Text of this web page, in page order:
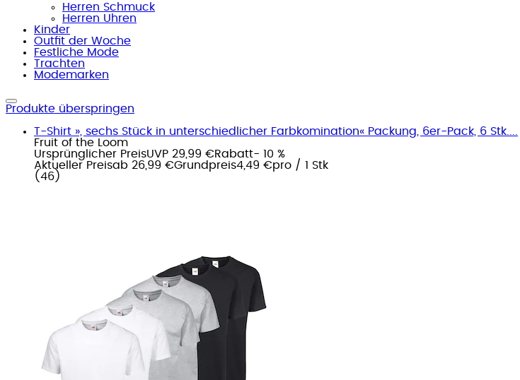
Herren Schmuck
Herren Uhren
Kinder
Outfit der Woche
Festliche Mode
Trachten
Modemarken
Produkte überspringen
T-Shirt », sechs Stück in unterschiedlicher Farbkomination« Packung, 6er-Pack, 6 Stk....
Fruit of the Loom
Ursprünglicher PreisUVP 29,99 €Rabatt- 10 %
Aktueller Preisab 26,99 €Grundpreis4,49 €pro / 1 Stk
( 46 )